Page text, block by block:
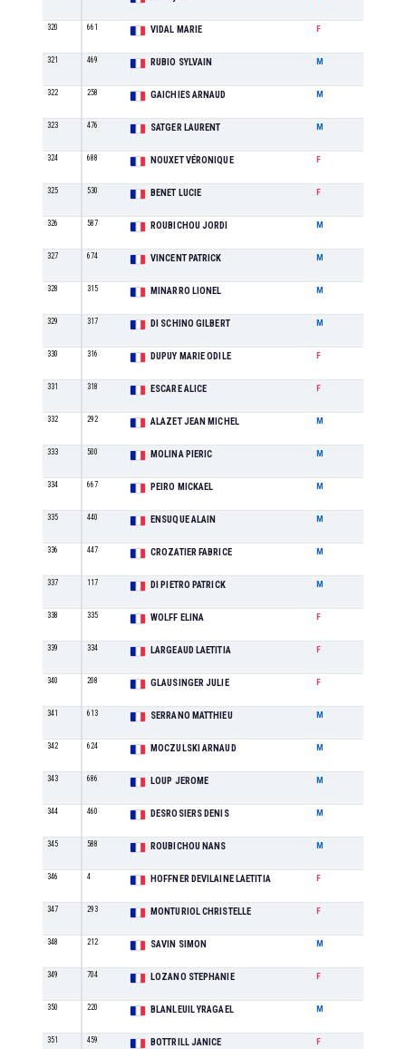
320 661 VIDAL MARIE F
321 469 RUBIO SYLVAIN M
322 258 GAICHIES ARNAUD M
323 476 SATGER LAURENT M
324 688 NOUXET VÉRONIQUE F
325 530 BENET LUCIE F
326 587 ROUBICHOU JORDI M
327 674 VINCENT PATRICK M
328 315 MINARRO LIONEL M
329 317 DI SCHINO GILBERT M
330 316 DUPUY MARIE ODILE F
331 318 ESCARE ALICE F
332 292 ALAZET JEAN MICHEL M
333 500 MOLINA PIERIC M
334 667 PEIRO MICKAEL M
335 440 ENSUQUE ALAIN M
336 447 CROZATIER FABRICE M
337 117 DI PIETRO PATRICK M
338 335 WOLFF ELINA F
339 334 LARGEAUD LAETITIA F
340 208 GLAUSINGER JULIE F
341 613 SERRANO MATTHIEU M
342 624 MOCZULSKI ARNAUD M
343 686 LOUP JEROME M
344 460 DESROSIERS DENIS M
345 588 ROUBICHOU NANS M
346 4 HOFFNER DEVILAINE LAETITIA F
347 293 MONTURIOL CHRISTELLE F
348 212 SAVIN SIMON M
349 704 LOZANO STEPHANIE F
350 220 BLANLEUIL YRAGAEL M
351 459 BOTTRILL JANICE F